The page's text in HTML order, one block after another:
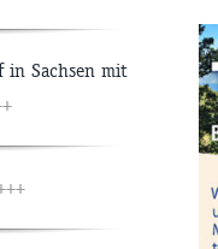
in Sachsen mit